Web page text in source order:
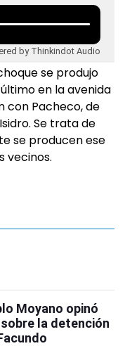
by Thinkindot Audio
se produjo
en la avenida
con Pacheco, de
Se trata de
se producen ese
vecinos.
Moyano opinó
la detención